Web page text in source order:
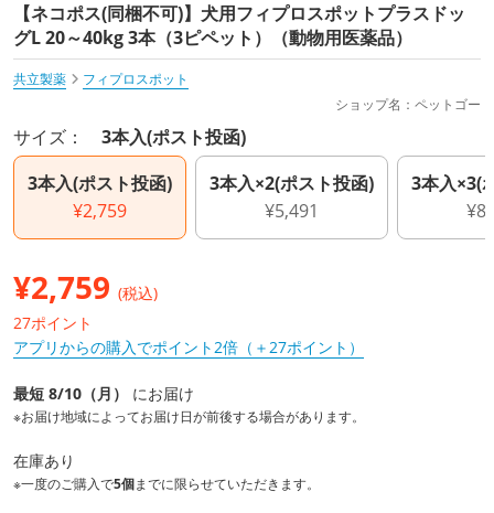
【ネコポス(同梱不可)】犬用フィプロスポットプラスドッ
グL 20～40kg 3本（3ピペット）（動物用医薬品）
共立製薬
フィプロスポット
ショップ名：ペットゴー
サイズ： 3本入(ポスト投函)
3本入(ポスト投函)
¥2,759
3本入×2(ポスト投函)
¥5,491
3本入×3(
¥2,759 (税込)
27ポイント
アプリからの購入でポイント2倍（＋27ポイント）
最短 8/10（月） にお届け
※お届け地域によってお届け日が前後する場合があります。
在庫あり
※一度のご購入で5個までに限らせていただきます。